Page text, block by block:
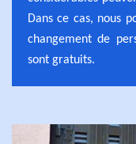
Dans ce cas, nous
changement de
sont gratuits.